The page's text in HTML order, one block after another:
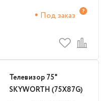
Под заказ
Телевизор 75"
SKYWORTH (75X87G)